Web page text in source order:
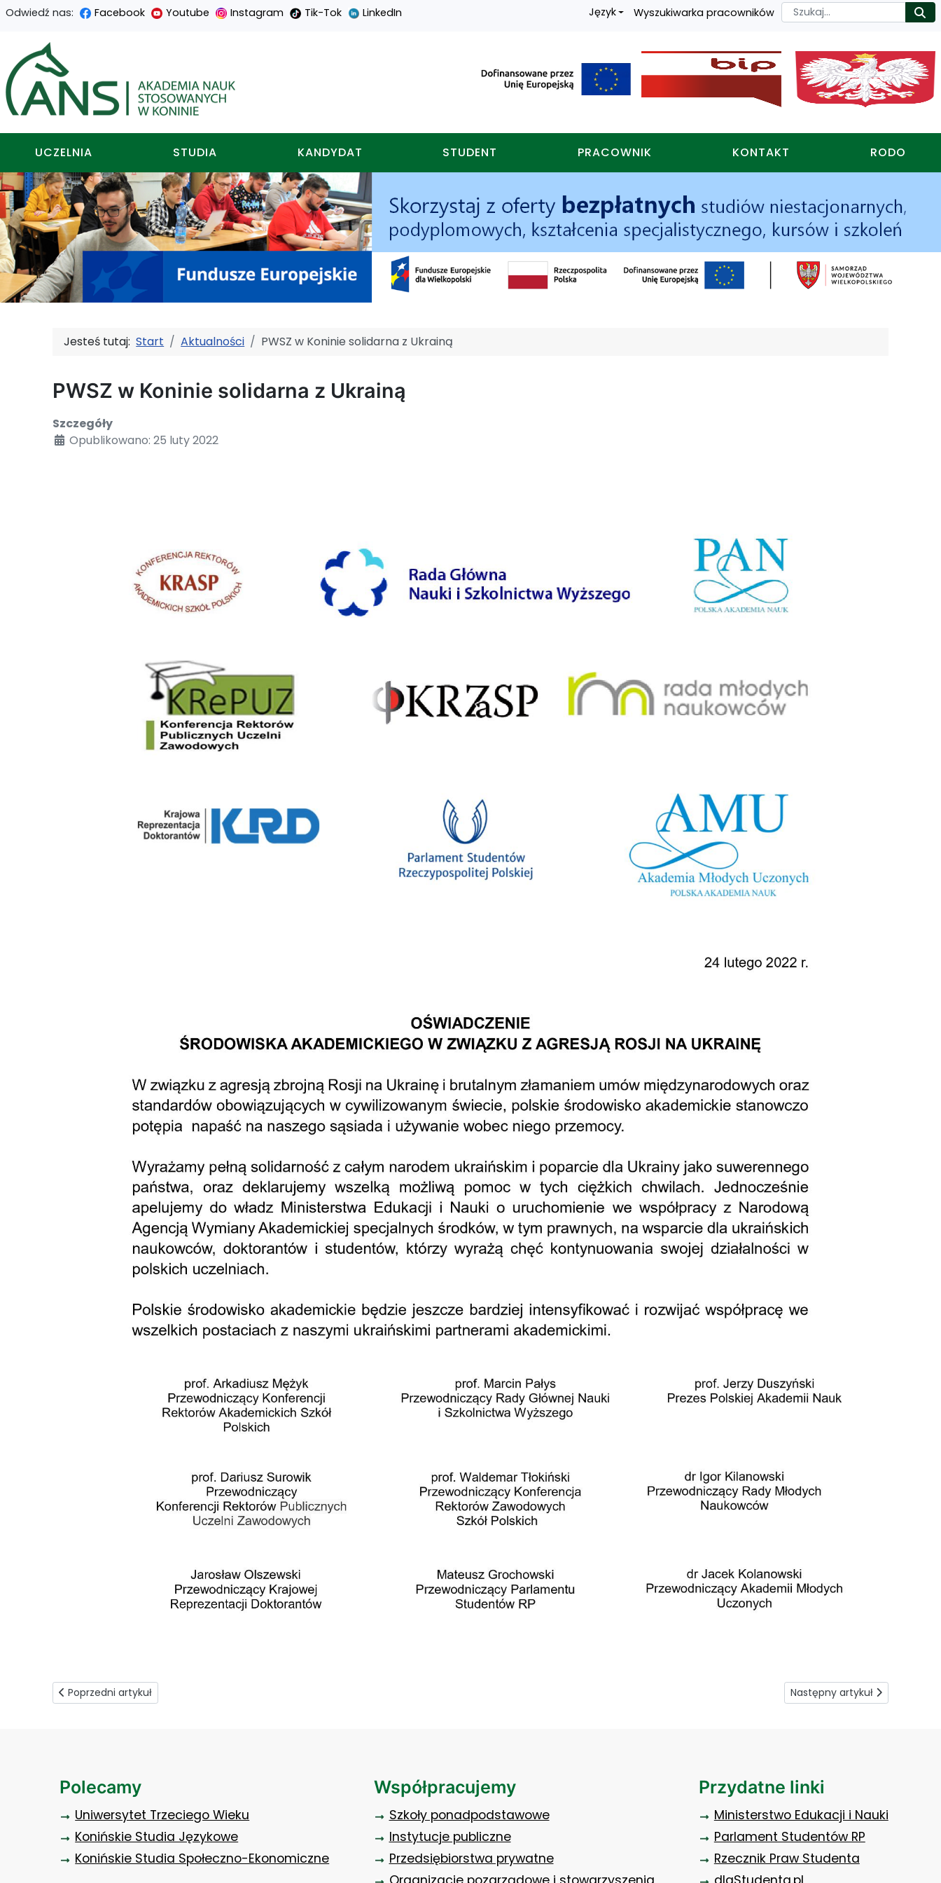
Przejdź
do
treści
głównej
Przejdź
do
menu
nawigacyjnego
Przejdź
do
wyszukiwarki
Przejdź
do
mapy
strony
Odwiedź nas: Facebook Youtube Instagram Tik-Tok LinkedIn Język Wyszukiwarka pracowników Szukaj
Akademia nauk stosowanych w koninie
UCZELNIA STUDIA KANDYDAT STUDENT PRACOWNIK KONTAKT RODO
Jesteś tutaj:Start Aktualności PWSZ w Koninie solidarna z Ukrainą
PWSZ w Koninie solidarna z Ukrainą
Szczegóły
Opublikowano: 25 luty 2022
Poprzedni artykuł: Jesteśmy Akademią
Poprzedni artykuł Następny artykuł: Zbiórka
Następny artykuł
Polecamy
Uniwersytet Trzeciego Wieku
Konińskie Studia Językowe
Konińskie Studia Społeczno-Ekonomiczne
Współpracujemy
Szkoły ponadpodstawowe
Instytucje publiczne
Przedsiębiorstwa prywatne
Przydatne linki
Ministerstwo Edukacji i Nauki
Parlament Studentów RP
Rzecznik Praw Studenta